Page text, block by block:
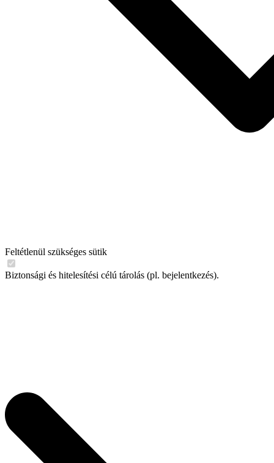
Feltétlenül szükséges sütik
Biztonsági és hitelesítési célú tárolás (pl. bejelentkezés).